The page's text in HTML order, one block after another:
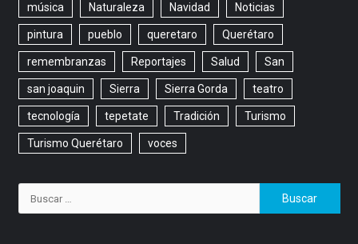
música Naturaleza Navidad Noticias
pintura pueblo queretaro Querétaro
remembranzas Reportajes Salud San
san joaquin Sierra Sierra Gorda teatro
tecnología tepetate Tradición Turismo
Turismo Querétaro voces